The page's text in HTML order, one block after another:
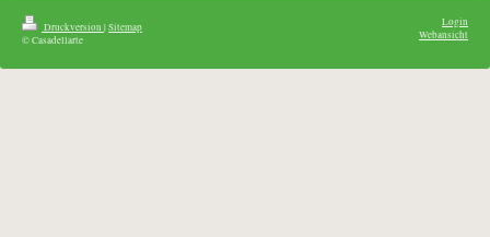
Druckversion |Sitemap
© Casadellarte
Login
Webansicht